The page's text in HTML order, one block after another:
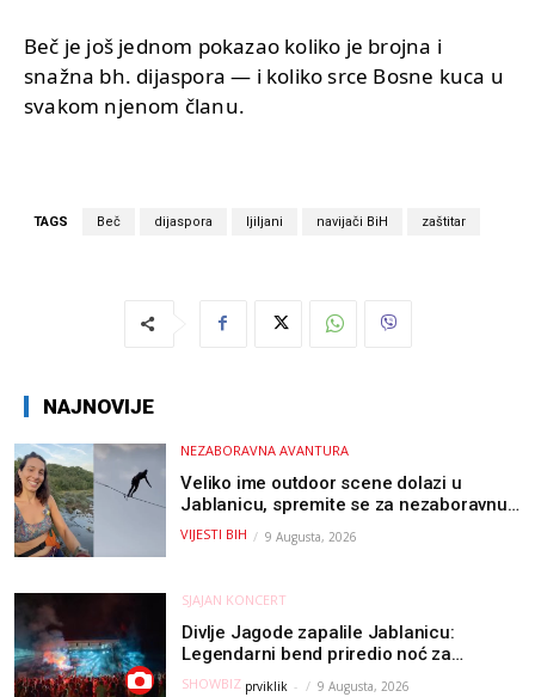
Beč je još jednom pokazao koliko je brojna i
snažna bh. dijaspora — i koliko srce Bosne kuca u
svakom njenom članu.
TAGS Beč dijaspora ljiljani navijači BiH zaštitar
NAJNOVIJE
NEZABORAVNA AVANTURA
Veliko ime outdoor scene dolazi u
Jablanicu, spremite se za nezaboravnu
avanturu (VIDEO) !
VIJESTI BIH 9 Augusta, 2026
SJAJAN KONCERT
Divlje Jagode zapalile Jablanicu:
Legendarni bend priredio noć za
pamćenje
SHOWBIZ prviklik - 9 Augusta, 2026